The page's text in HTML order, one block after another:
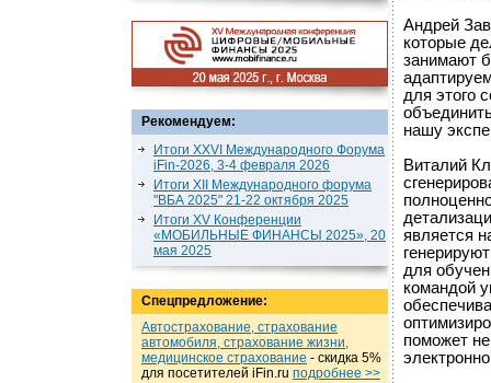
Рекомендуем:
Итоги XXVI Международного Форума
iFin-2026, 3-4 февраля 2026
Итоги XII Международного форума
"ВБА 2025" 21-22 октября 2025
Итоги XV Конференции
«МОБИЛЬНЫЕ ФИНАНСЫ 2025», 20
мая 2025
Спецпредложение:
Автострахование, страхование
автомобиля, страхование жизни,
медицинское страхование - cкидка 5%
для посетителей iFin.ru подробнеe >>
Андрей
которые
занимают
для этого
нашу
Виталий
является
для
командой
поможет